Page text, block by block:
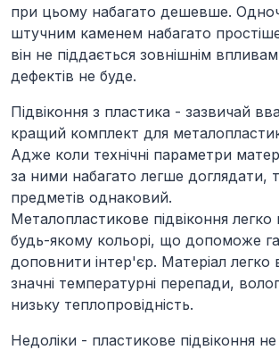
при цьому набагато дешевше.
штучним каменем набагато
він не піддається зовнішнім
дефектів не буде.
Підвіконня з пластика - зазвичай
кращий комплект для
Адже коли технічні параметри
за ними набагато легше доглядати,
предметів однаковий.
Металопластикове підвіконня
будь-якому кольорі, що допоможе
доповнити інтер'єр. Матеріал легко
значні температурні перепади,
низьку теплопровідність.
Недоліки - пластикове підвіконня